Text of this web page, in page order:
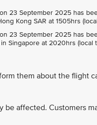
23 September 2025 has
Kong SAR at 1505hrs
23 September 2025 has
Singapore at 2020hrs (local
them about the flight
be affected. Customers